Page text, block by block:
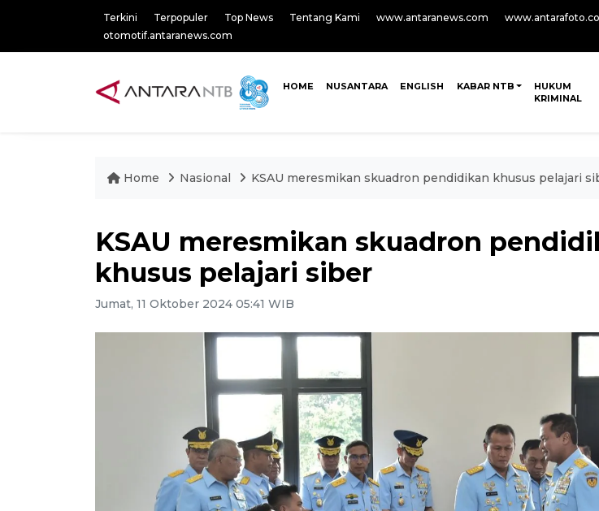
Terkini Terpopuler Top News Tentang Kami www.antaranews.com
otomotif.antaranews.com
HOME NUSANTARA ENGLISH KABAR NTB
HUKUM
KRIMINAL
Home Nasional KSAU meresmikan skuadron pendidikan khusus pelajari
KSAU meresmikan skuadron
khusus pelajari siber
Jumat, 11 Oktober 2024 05:41 WIB